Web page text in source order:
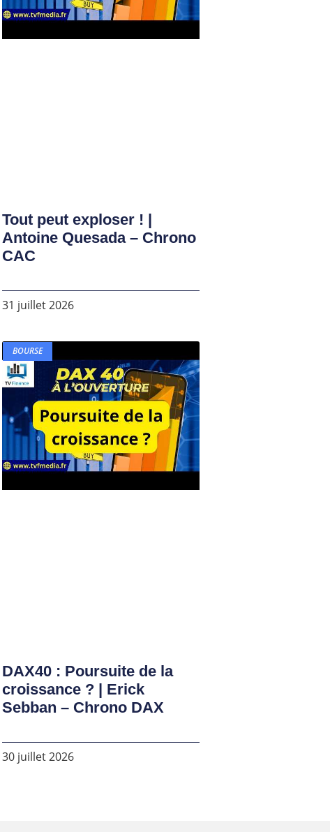
Tout peut exploser ! |
Antoine Quesada – Chrono
CAC
31 juillet 2026
BOURSE
DAX40 : Poursuite de la
croissance ? | Erick
Sebban – Chrono DAX
30 juillet 2026